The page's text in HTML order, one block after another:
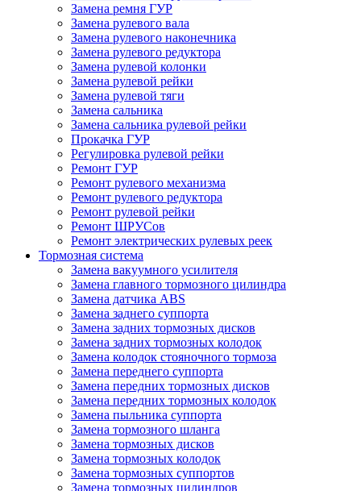
Замена ремня ГУР
Замена рулевого вала
Замена рулевого наконечника
Замена рулевого редуктора
Замена рулевой колонки
Замена рулевой рейки
Замена рулевой тяги
Замена сальника
Замена сальника рулевой рейки
Прокачка ГУР
Регулировка рулевой рейки
Ремонт ГУР
Ремонт рулевого механизма
Ремонт рулевого редуктора
Ремонт рулевой рейки
Ремонт ШРУСов
Ремонт электрических рулевых реек
Тормозная система
Замена вакуумного усилителя
Замена главного тормозного цилиндра
Замена датчика ABS
Замена заднего суппорта
Замена задних тормозных дисков
Замена задних тормозных колодок
Замена колодок стояночного тормоза
Замена переднего суппорта
Замена передних тормозных дисков
Замена передних тормозных колодок
Замена пыльника суппорта
Замена тормозного шланга
Замена тормозных дисков
Замена тормозных колодок
Замена тормозных суппортов
Замена тормозных цилиндров